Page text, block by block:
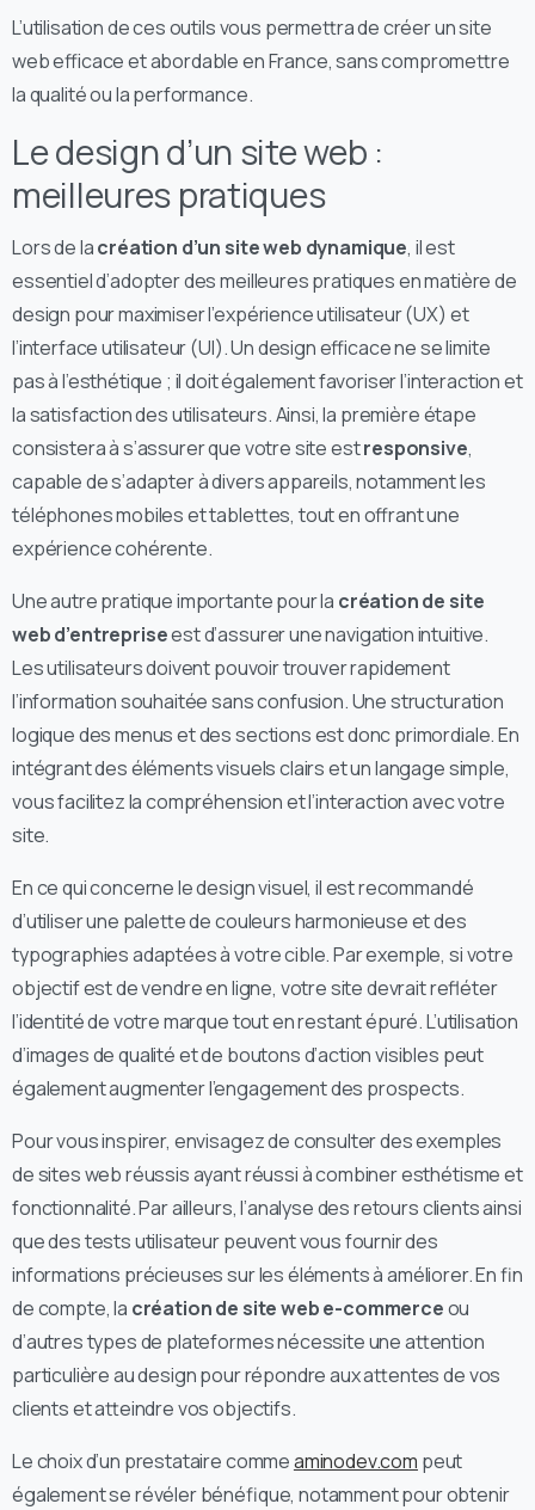
L’utilisation de ces outils vous permettra de créer un site
web efficace et abordable en France, sans compromettre
la qualité ou la performance.
Le design d’un site web :
meilleures pratiques
Lors de lacréation d’un site web dynamique, il est
essentiel d’adopter des meilleures pratiques en matière de
design pour maximiser l’expérience utilisateur (UX) et
l’interface utilisateur (UI). Un design efficace ne se limite
pas à l’esthétique ; il doit également favoriser l’interaction et
la satisfaction des utilisateurs. Ainsi, la première étape
consistera à s’assurer que votre site estresponsive,
capable de s’adapter à divers appareils, notamment les
téléphones mobiles et tablettes, tout en offrant une
expérience cohérente.
Une autre pratique importante pour la création de site
web d’entrepriseest d’assurer une navigation intuitive.
Les utilisateurs doivent pouvoir trouver rapidement
l’information souhaitée sans confusion. Une structuration
logique des menus et des sections est donc primordiale. En
intégrant des éléments visuels clairs et un langage simple,
vous facilitez la compréhension et l’interaction avec votre
site.
En ce qui concerne le design visuel, il est recommandé
d’utiliser une palette de couleurs harmonieuse et des
typographies adaptées à votre cible. Par exemple, si votre
objectif est de vendre en ligne, votre site devrait refléter
l’identité de votre marque tout en restant épuré. L’utilisation
d’images de qualité et de boutons d’action visibles peut
également augmenter l’engagement des prospects.
Pour vous inspirer, envisagez de consulter des exemples
de sites web réussis ayant réussi à combiner esthétisme et
fonctionnalité. Par ailleurs, l’analyse des retours clients ainsi
que des tests utilisateur peuvent vous fournir des
informations précieuses sur les éléments à améliorer. En fin
de compte, la création de site web e-commerceou
d’autres types de plateformes nécessite une attention
particulière au design pour répondre aux attentes de vos
clients et atteindre vos objectifs.
Le choix d’un prestataire commeaminodev.com peut
également se révéler bénéfique, notamment pour obtenir